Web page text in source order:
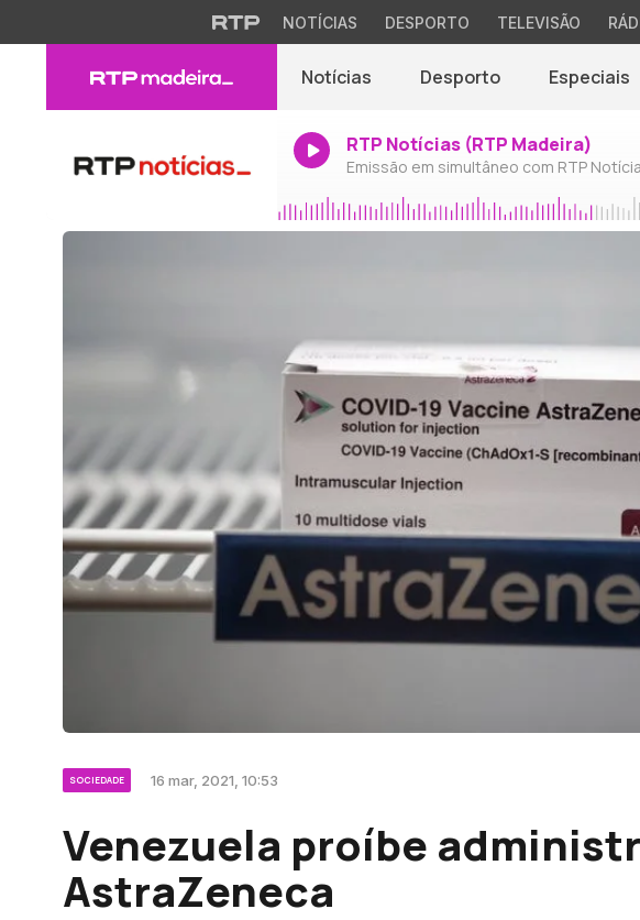
NOTÍCIAS DESPORTO TELEVISÃO
Notícias Desporto Especiais
RTP Notícias (RTP Madeira)
Emissão em simultâneo com RTP
SOCIEDADE 16 mar, 2021, 10:53
Venezuela proíbe
AstraZeneca